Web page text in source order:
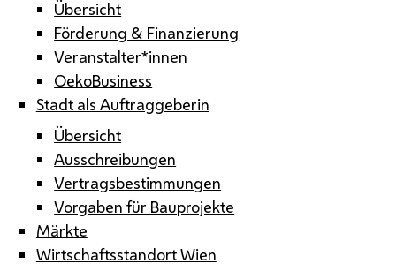
Übersicht
Förderung & Finanzierung
Veranstalter*innen
OekoBusiness
Stadt als Auftraggeberin
Übersicht
Ausschreibungen
Vertragsbestimmungen
Vorgaben für Bauprojekte
Märkte
Wirtschaftsstandort Wien